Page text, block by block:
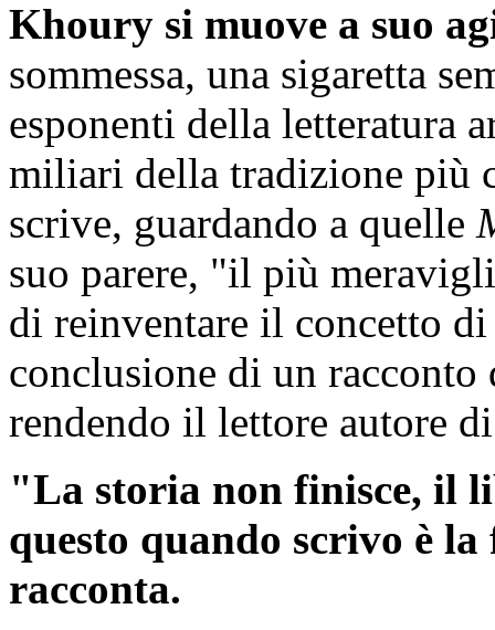
Khoury si muove a suo
sommessa, una sigaretta
esponenti della letteratura
miliari della tradizione più
scrive, guardando a quelle
suo parere, "il più
di reinventare il concetto
conclusione di un
rendendo il lettore autore
"La storia non finisce, il
questo quando scrivo è
racconta.